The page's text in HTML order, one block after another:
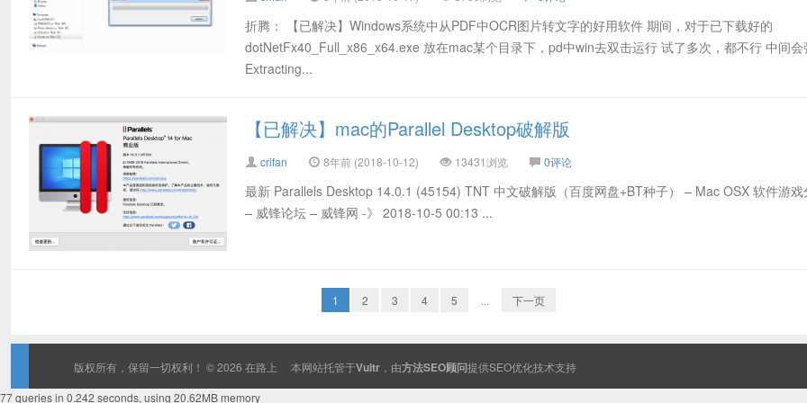
折腾： 【已解决】Windows系统中从PDF中OCR图片转文字的好用软件 期间，对于已下载好的
dotNetFx40_Full_x86_x64.exe 放在mac某个目录下，pd中win去双击运行 试了多次，都不行 中间会
Extracting...
【已解决】mac的Parallel Desktop破解版
crifan 8年前 (2018-10-12) 13431浏览 0评论
最新 Parallels Desktop 14.0.1 (45154) TNT 中文破解版（百度网盘+BT种子） – Mac OSX 软件游戏
– 威锋论坛 – 威锋网 -》 2018-10-5 00:13 ...
1 2 3 4 5 下一页
版权所有，保留一切权利！ © 2026 在路上 本网站托管于Vultr ，由方法SEO顾问提供SEO优化技术支持
77 queries in 0.242 seconds, using 20.62MB memory